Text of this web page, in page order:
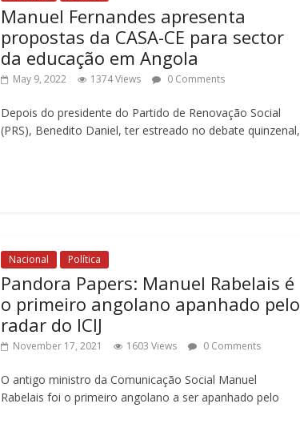
Manuel Fernandes apresenta
propostas da CASA-CE para sector
da educação em Angola
May 9, 2022 1374 Views 0 Comments
Depois do presidente do Partido de Renovação Social
(PRS), Benedito Daniel, ter estreado no debate quinzenal,
Nacional Política
Pandora Papers: Manuel Rabelais é
o primeiro angolano apanhado pelo
radar do ICIJ
November 17, 2021 1603 Views 0 Comments
O antigo ministro da Comunicação Social Manuel
Rabelais foi o primeiro angolano a ser apanhado pelo